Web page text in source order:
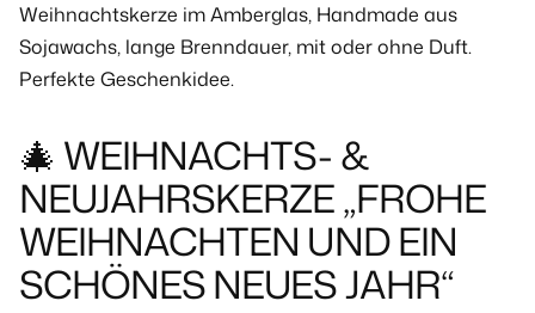
Weihnachtskerze im Amberglas, Handmade aus
Sojawachs, lange Brenndauer, mit oder ohne Duft.
Perfekte Geschenkidee.
🎄 WEIHNACHTS- &
NEUJAHRSKERZE „FROHE
WEIHNACHTEN UND EIN
SCHÖNES NEUES JAHR“